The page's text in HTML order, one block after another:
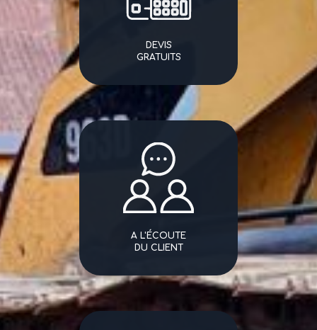
DEVIS
GRATUITS
A L'ÉCOUTE
DU CLIENT